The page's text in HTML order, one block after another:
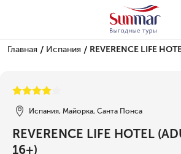
Главная / Испания / REVERENCE LIFE
Испания, Майорка, Санта Понса
REVERENCE LIFE HOTEL
16+)